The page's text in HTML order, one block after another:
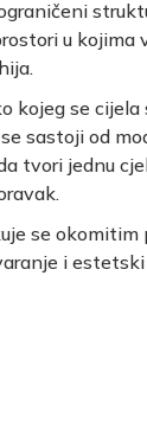
u kojima
kojeg se
sastoji od
tvori jednu
se
i